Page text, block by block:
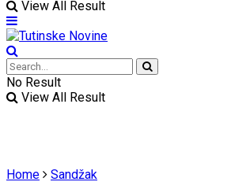
View All Result
No Result
View All Result
Home Sandžak